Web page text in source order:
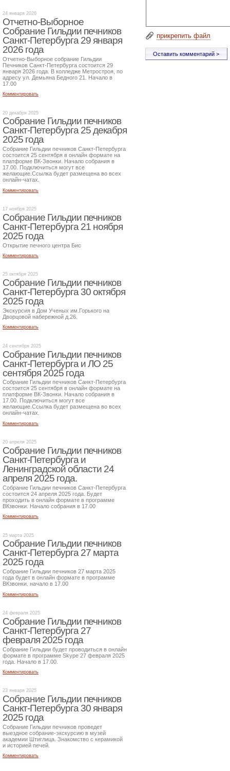
прикрепить файл
24 января 2026
Отчетно-Выборное
Собрание Гильдии печников
Санкт-Петербурга 29 января
2026 года
Отчетно-Выборное собрание Гильдии
Печников Санкт-Петербурга состоится 29
января 2026 года. В колледже Метростроя, по
адресу ул. Демьяна Бедного 21. Начало в
17.00
Комментировать
20 декабря 2025
Собрание Гильдии печников
Санкт-Петербурга 25 декабря
2025 года
Собрание Гильдии печников Санкт-Петербурга
состоится 25 сентября в онлайн формате на
платформе ВК-Звонки. Начало собрания в
17.00. Подключиться могут все
желающие.Ссылка будет размещена во всех
онлайн-чатах.
Комментировать
17 ноября 2025
Собрание Гильдии печников
Санкт-Петербурга 21 ноября
2025 года
Открытие печного центра Бис
Комментировать
25 октября 2025
Собрание Гильдии печников
Санкт-Петербурга 30 октября
2025 года
Экскурсия в Дом Ученых им.Горького на
Дворцовой набережной д.26.
Комментировать
24 сентября 2025
Собрание Гильдии печников
Санкт-Петербурга и ЛО 25
сентября 2025 года
Собрание Гильдии печников Санкт-Петербурга
состоится 25 сентября в онлайн формате на
платформе ВК-Звонки. Начало собрания в
17.00. Подключиться могут все
желающие.Ссылка будет размещена во всех
онлайн-чатах.
Комментировать
20 апреля 2025
Собрание Гильдии печников
Санкт-Петербурга и
Ленинградской области 24
апреля 2025 года.
Собрание Гильдии печников Санкт-Петербурга
состоится 24 апреля 2025 года. Будет
проходить в онлайн формате в программе
ВКзвонки. Начало собрания в 17.00
Комментировать
25 марта 2025
Собрание Гильдии печников
Санкт-Петербурга 27 марта
2025 года
Собрание Гильдии печников 27 марта 2025
года будет в онлайн формате в программе
ВКзвонки. начало в 17.00
Комментировать
24 февраля 2025
Собрание Гильдии печников
Санкт-Петербурга 27
февраля 2025 года
Собрание Гильдии будет проводиться в онлайн
формате в программе Skype 27 февраля 2025
года. Начало в 17.00.
Комментировать
23 января 2025
Собрание Гильдии печников
Санкт-Петербурга 30 января
2025 года
Собрание Гильдии печников проведет
выездное собрание-экскурсию в музей
академии Штиглица. Знакомство с керамикой
и историей печей.
Комментировать